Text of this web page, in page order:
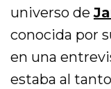
universo de
conocida por
en una
estaba al